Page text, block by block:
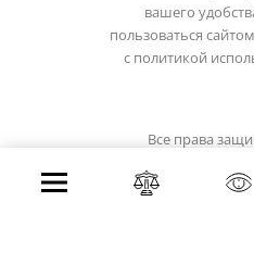
вашего
пользоваться
с политикой
Все права